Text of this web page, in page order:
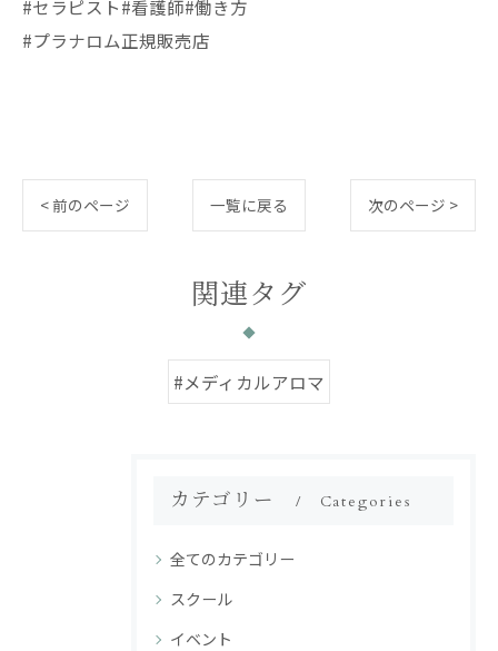
#セラピスト#看護師#働き方
#プラナロム正規販売店
< 前のページ 一覧に戻る 次のページ >
関連タグ
#メディカルアロマ
カテゴリー Categories
全てのカテゴリー
スクール
イベント